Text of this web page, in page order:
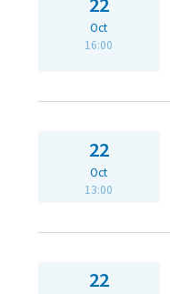
Oct
16:00
22
Oct
13:00
22